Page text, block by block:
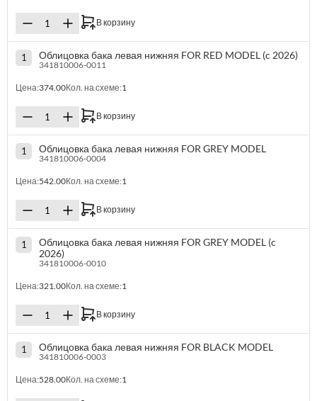
В корзину
1 Облицовка бака левая нижняя FOR RED MODEL (c 2026)
341810006-0011
Цена:374.00Кол. на схеме:1
В корзину
1 Облицовка бака левая нижняя FOR GREY MODEL
341810006-0004
Цена:542.00Кол. на схеме:1
В корзину
1
Облицовка бака левая нижняя FOR GREY MODEL (c
2026)
341810006-0010
Цена:321.00Кол. на схеме:1
В корзину
1 Облицовка бака левая нижняя FOR BLACK MODEL
341810006-0003
Цена:528.00Кол. на схеме:1